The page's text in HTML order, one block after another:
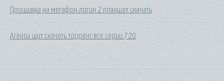
Прошивка на мегафон логин 2 планшет скачать
Агенты щит скачать торрент все серии 720